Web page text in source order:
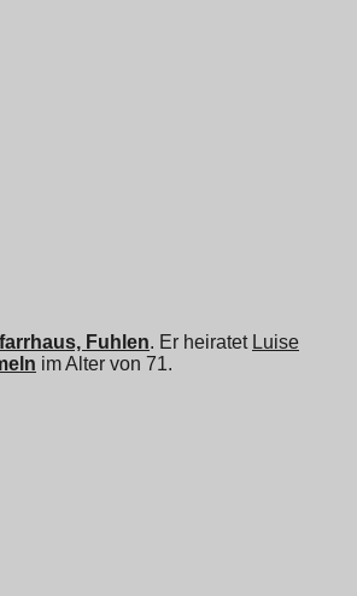
Fuhlen. Er heiratet Luise
im Alter von 71.